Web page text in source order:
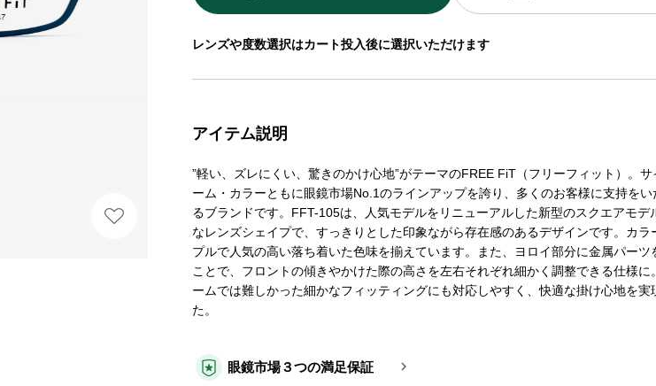
レンズや度数選択はカート投入後に選択いただけます
眼鏡市場３つの満足保証
アイテム説明
”軽い、ズレにくい、驚きのかけ心地”がテーマのFREE FiT（フリーフィット）。
ーム・カラーともに眼鏡市場No.1のラインアップを誇り、多くのお客様に支持を
るブランドです。FFT-105は、人気モデルをリニューアルした新型のスクエアモデ
なレンズシェイプで、すっきりとした印象ながら存在感のあるデザインです。カラ
プルで人気の高い落ち着いた色味を揃えています。また、ヨロイ部分に金属パーツ
ことで、フロントの傾きやかけた際の高さを左右それぞれ細かく調整できる仕様に
ームでは難しかった細かなフィッティングにも対応しやすく、快適な掛け心地を実
た。